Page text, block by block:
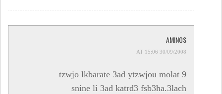
AMINOS
30/09/2008 AT 15:06
tzwjo lkbarate 3ad ytzwjou molat 9
snine li 3ad katrd3 fsb3ha.3lach